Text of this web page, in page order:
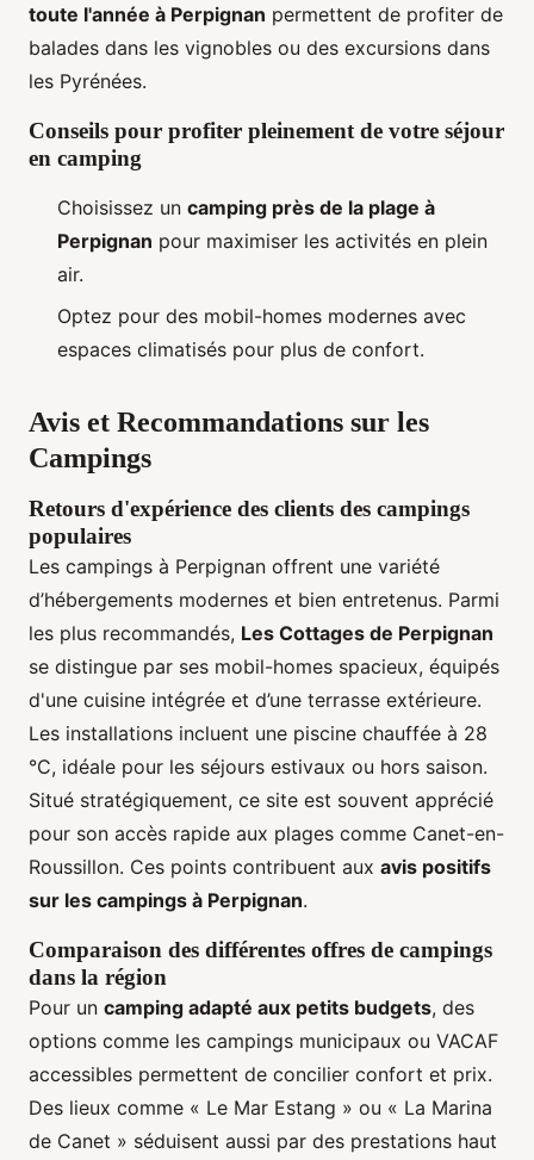
toute l'année à Perpignan permettent de profiter de
balades dans les vignobles ou des excursions dans
les Pyrénées.
Conseils pour profiter pleinement de votre séjour
en camping
Choisissez un camping près de la plage à
Perpignan pour maximiser les activités en plein
air.
Optez pour des mobil-homes modernes avec
espaces climatisés pour plus de confort.
Avis et Recommandations sur les
Campings
Retours d'expérience des clients des campings
populaires
Les campings à Perpignan offrent une variété
d’hébergements modernes et bien entretenus. Parmi
les plus recommandés, Les Cottages de Perpignan
se distingue par ses mobil-homes spacieux, équipés
d'une cuisine intégrée et d’une terrasse extérieure.
Les installations incluent une piscine chauffée à 28
°C, idéale pour les séjours estivaux ou hors saison.
Situé stratégiquement, ce site est souvent apprécié
pour son accès rapide aux plages comme Canet-en-
Roussillon. Ces points contribuent aux avis positifs
sur les campings à Perpignan.
Comparaison des différentes offres de campings
dans la région
Pour un camping adapté aux petits budgets, des
options comme les campings municipaux ou VACAF
accessibles permettent de concilier confort et prix.
Des lieux comme « Le Mar Estang » ou « La Marina
de Canet » séduisent aussi par des prestations haut